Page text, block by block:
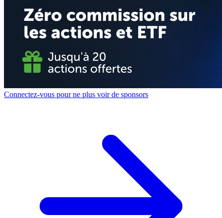
Connectez-vous pour ne plus voir de sponsors